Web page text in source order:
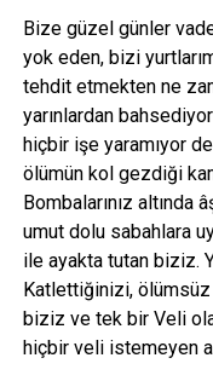
Bize güzel günler
yok eden, bizi
tehdit etmekten ne
yarınlardan
hiçbir işe yaramıyor
ölümün kol gezdiği
Bombalarınız altında
umut dolu sabahlara
ile ayakta tutan biziz.
Katlettiğinizi, ölümsüz
biziz ve tek bir Veli
hiçbir veli istemeyen